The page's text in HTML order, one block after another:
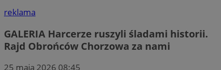
reklama
GALERIA Harcerze ruszyli śladami historii.
Rajd Obrońców Chorzowa za nami
25 maja 2026 08:45